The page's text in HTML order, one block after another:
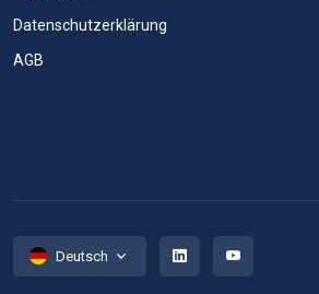
Datenschutzerklärung
AGB
Deutsch